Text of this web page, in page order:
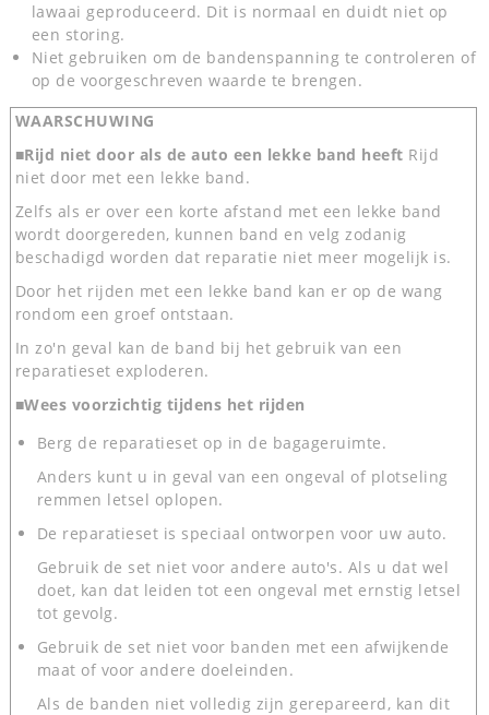
lawaai geproduceerd. Dit is normaal en duidt niet op
een storing.
Niet gebruiken om de bandenspanning te controleren of
op de voorgeschreven waarde te brengen.
WAARSCHUWING
■Rijd niet door als de auto een lekke band heeft Rijd
niet door met een lekke band.
Zelfs als er over een korte afstand met een lekke band
wordt doorgereden, kunnen band en velg zodanig
beschadigd worden dat reparatie niet meer mogelijk is.
Door het rijden met een lekke band kan er op de wang
rondom een groef ontstaan.
In zo'n geval kan de band bij het gebruik van een
reparatieset exploderen.
■Wees voorzichtig tijdens het rijden
Berg de reparatieset op in de bagageruimte.
Anders kunt u in geval van een ongeval of plotseling
remmen letsel oplopen.
De reparatieset is speciaal ontworpen voor uw auto.
Gebruik de set niet voor andere auto's. Als u dat wel
doet, kan dat leiden tot een ongeval met ernstig letsel
tot gevolg.
Gebruik de set niet voor banden met een afwijkende
maat of voor andere doeleinden.
Als de banden niet volledig zijn gerepareerd, kan dit